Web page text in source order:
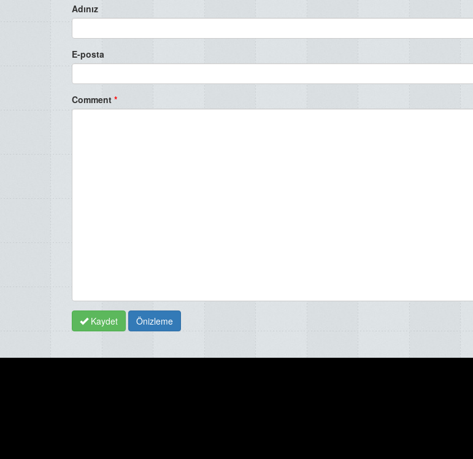
Adınız
E-posta
Comment *
Kaydet Önizleme